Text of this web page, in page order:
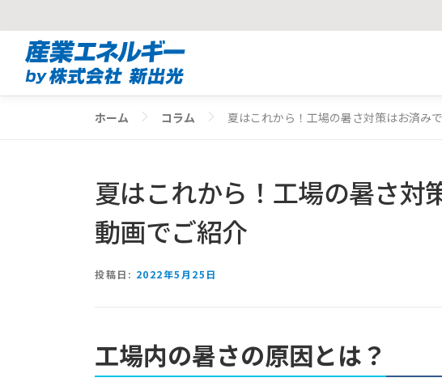
ホーム コラム 夏はこれから！工場の暑さ対策はお済み
夏はこれから！工場の暑さ対
動画でご紹介
投稿日: 2022年5月25日
工場内の暑さの原因とは？